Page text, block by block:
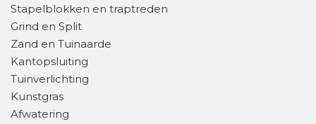
Stapelblokken en traptreden
Grind en Split
Zand en Tuinaarde
Kantopsluiting
Tuinverlichting
Kunstgras
Afwatering